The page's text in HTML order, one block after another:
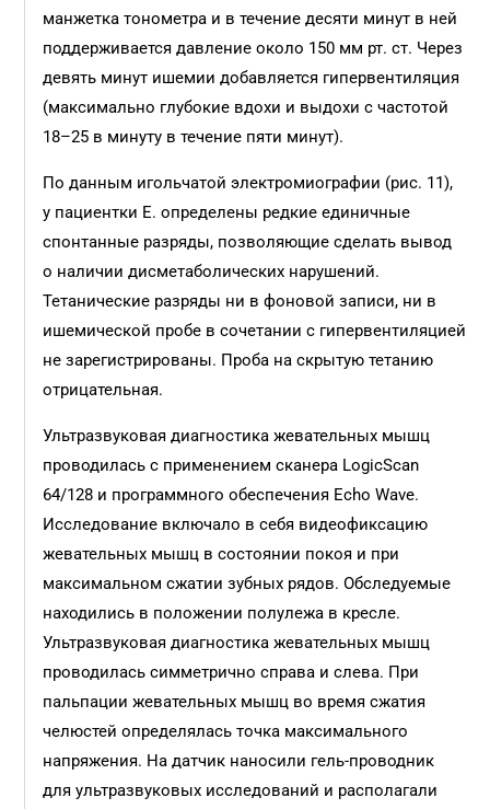
манжетка тонометра и в течение десяти минут в ней
поддерживается давление около 150 мм рт. ст. Через
девять минут ишемии добавляется гипервентиляция
(максимально глубокие вдохи и выдохи с частотой
18–25 в минуту в течение пяти минут).
По данным игольчатой электромиографии (рис. 11),
у пациентки Е. определены редкие единичные
спонтанные разряды, позволяющие сделать вывод
о наличии дисметаболических нарушений.
Тетанические разряды ни в фоновой записи, ни в
ишемической пробе в сочетании с гипервентиляцией
не зарегистрированы. Проба на скрытую тетанию
отрицательная.
Ультразвуковая диагностика жевательных мышц
проводилась с применением сканера LogicScan
64/128 и программного обеспечения Echo Wave.
Исследование включало в себя видеофиксацию
жевательных мышц в состоянии покоя и при
максимальном сжатии зубных рядов. Обследуемые
находились в положении полулежа в кресле.
Ультразвуковая диагностика жевательных мышц
проводилась симметрично справа и слева. При
пальпации жевательных мышц во время сжатия
челюстей определялась точка максимального
напряжения. На датчик наносили гель-проводник
для ультразвуковых исследований и располагали